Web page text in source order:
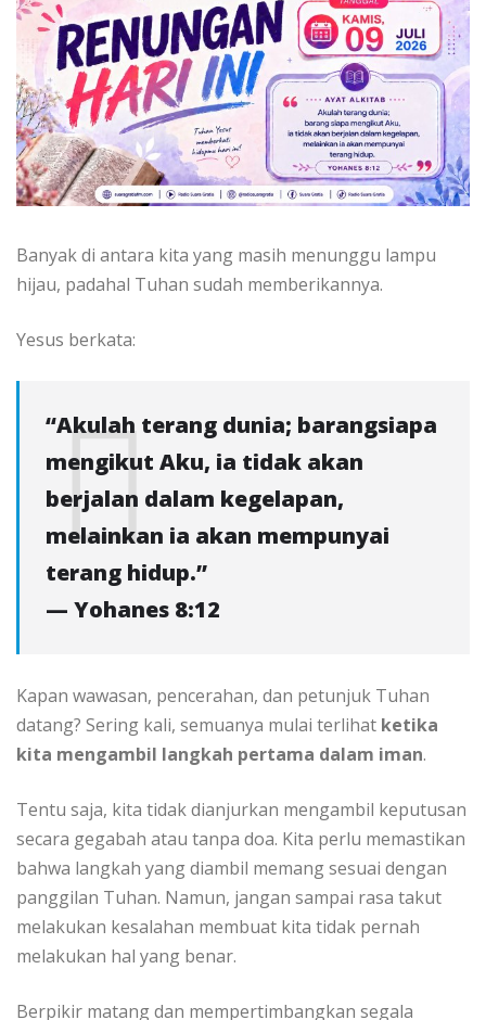
Banyak di antara kita yang masih menunggu lampu
hijau, padahal Tuhan sudah memberikannya.
Yesus berkata:
“Akulah terang dunia; barangsiapa
mengikut Aku, ia tidak akan
berjalan dalam kegelapan,
melainkan ia akan mempunyai
terang hidup.”
— Yohanes 8:12
Kapan wawasan, pencerahan, dan petunjuk Tuhan
datang? Sering kali, semuanya mulai terlihat ketika
kita mengambil langkah pertama dalam iman.
Tentu saja, kita tidak dianjurkan mengambil keputusan
secara gegabah atau tanpa doa. Kita perlu memastikan
bahwa langkah yang diambil memang sesuai dengan
panggilan Tuhan. Namun, jangan sampai rasa takut
melakukan kesalahan membuat kita tidak pernah
melakukan hal yang benar.
Berpikir matang dan mempertimbangkan segala